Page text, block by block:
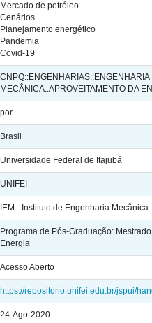
Mercado de petróleo
Cenários
Planejamento energético
Pandemia
Covid-19
CNPQ::ENGENHARIAS::ENGENHARIA
MECÂNICA::APROVEITAMENTO DA
por
Brasil
Universidade Federal de Itajubá
UNIFEI
IEM - Instituto de Engenharia Mecânica
Programa de Pós-Graduação:
Energia
Acesso Aberto
https://repositorio.unifei.edu.br/jspui/
24-Ago-2020